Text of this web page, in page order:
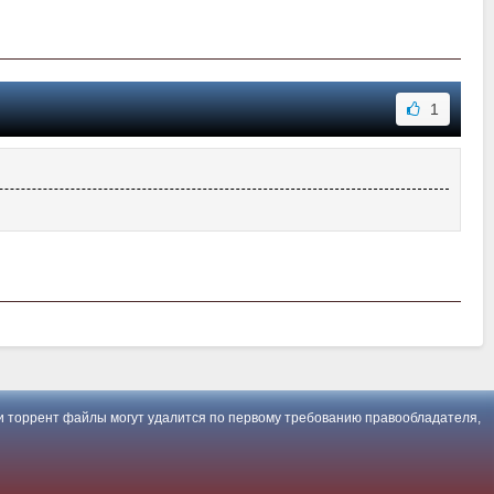
1
файлы могут удалится по первому требованию правообладателя,